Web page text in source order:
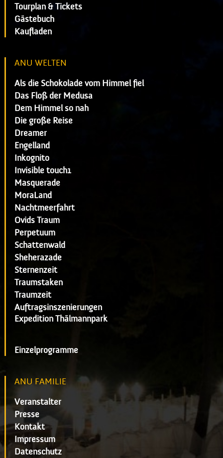
Tourplan & Tickets
Gästebuch
Kaufladen
ANU WELTEN
Als die Schokolade vom Himmel fiel
Das Floß der Medusa
Dem Himmel so nah
Die große Reise
Dreamer
Engelland
Inkognito
Invisible touch1
Masquerade
MoraLand
Nachtmeerfahrt
Ovids Traum
Perpetuum
Schattenwald
Sheherazade
Sternenzeit
Traumstaken
Traumzeit
Auftragsinszenierungen
Expedition Thälmannpark
Einzelprogramme
ANU FAMILIE
Veranstalter
Presse
Kontakt
Impressum
Datenschutz